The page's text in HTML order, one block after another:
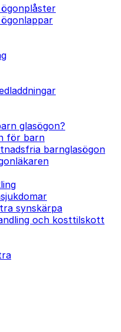
glasögon?
för barn
barnglasögon
synskärpa
och kosttilskott